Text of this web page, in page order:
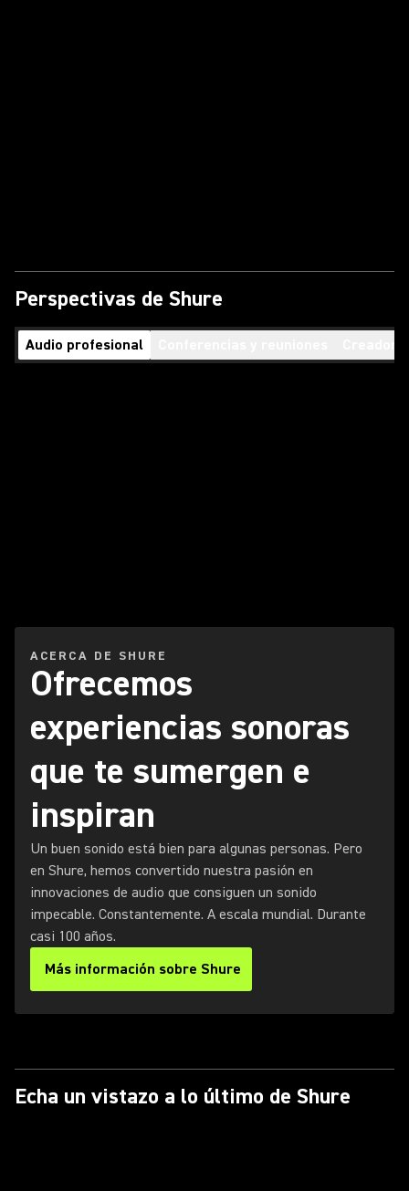
Perspectivas de Shure
Audio profesional
ACERCA DE SHURE
Ofrecemos
experiencias sonoras
que te sumergen e
inspiran
Un buen sonido está bien para algunas personas. Pero
en Shure, hemos convertido nuestra pasión en
innovaciones de audio que consiguen un sonido
impecable. Constantemente. A escala mundial. Durante
casi 100 años.
Más información sobre Shure
Echa un vistazo a lo último de Shure